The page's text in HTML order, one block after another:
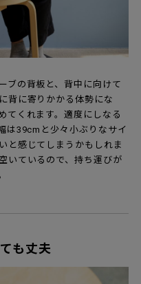
ブの背板と、背中に向けて
背に寄りかかる体勢にな
てくれます。適度にしなる
は39cmと少々小ぶりなサイ
と感じてしまうかもしれま
いているので、持ち運びが
も丈夫